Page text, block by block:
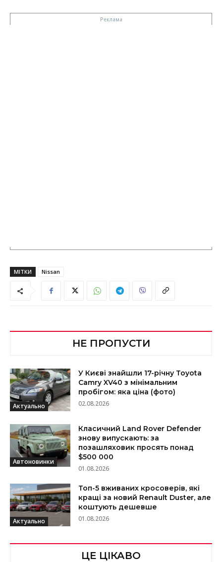
МІТКИ Nissan
НЕ ПРОПУСТИ
Актуально
У Києві знайшли 17-річну Toyota
Camry XV40 з мінімальним
пробігом: яка ціна (фото)
02.08.2026
Автоновинки
Класичний Land Rover Defender
знову випускають: за
позашляховик просять понад
$500 000
01.08.2026
Актуально
Топ-5 вживаних кросоверів, які
кращі за новий Renault Duster, але
коштують дешевше
01.08.2026
ЦЕ ЦІКАВО